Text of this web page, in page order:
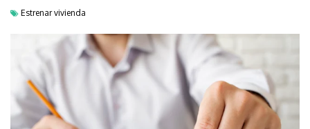
Estrenar vivienda